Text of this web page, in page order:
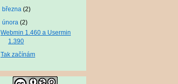
března (2)
února (2)
Webmin 1.460 a Usermin
1.390
Tak začínám